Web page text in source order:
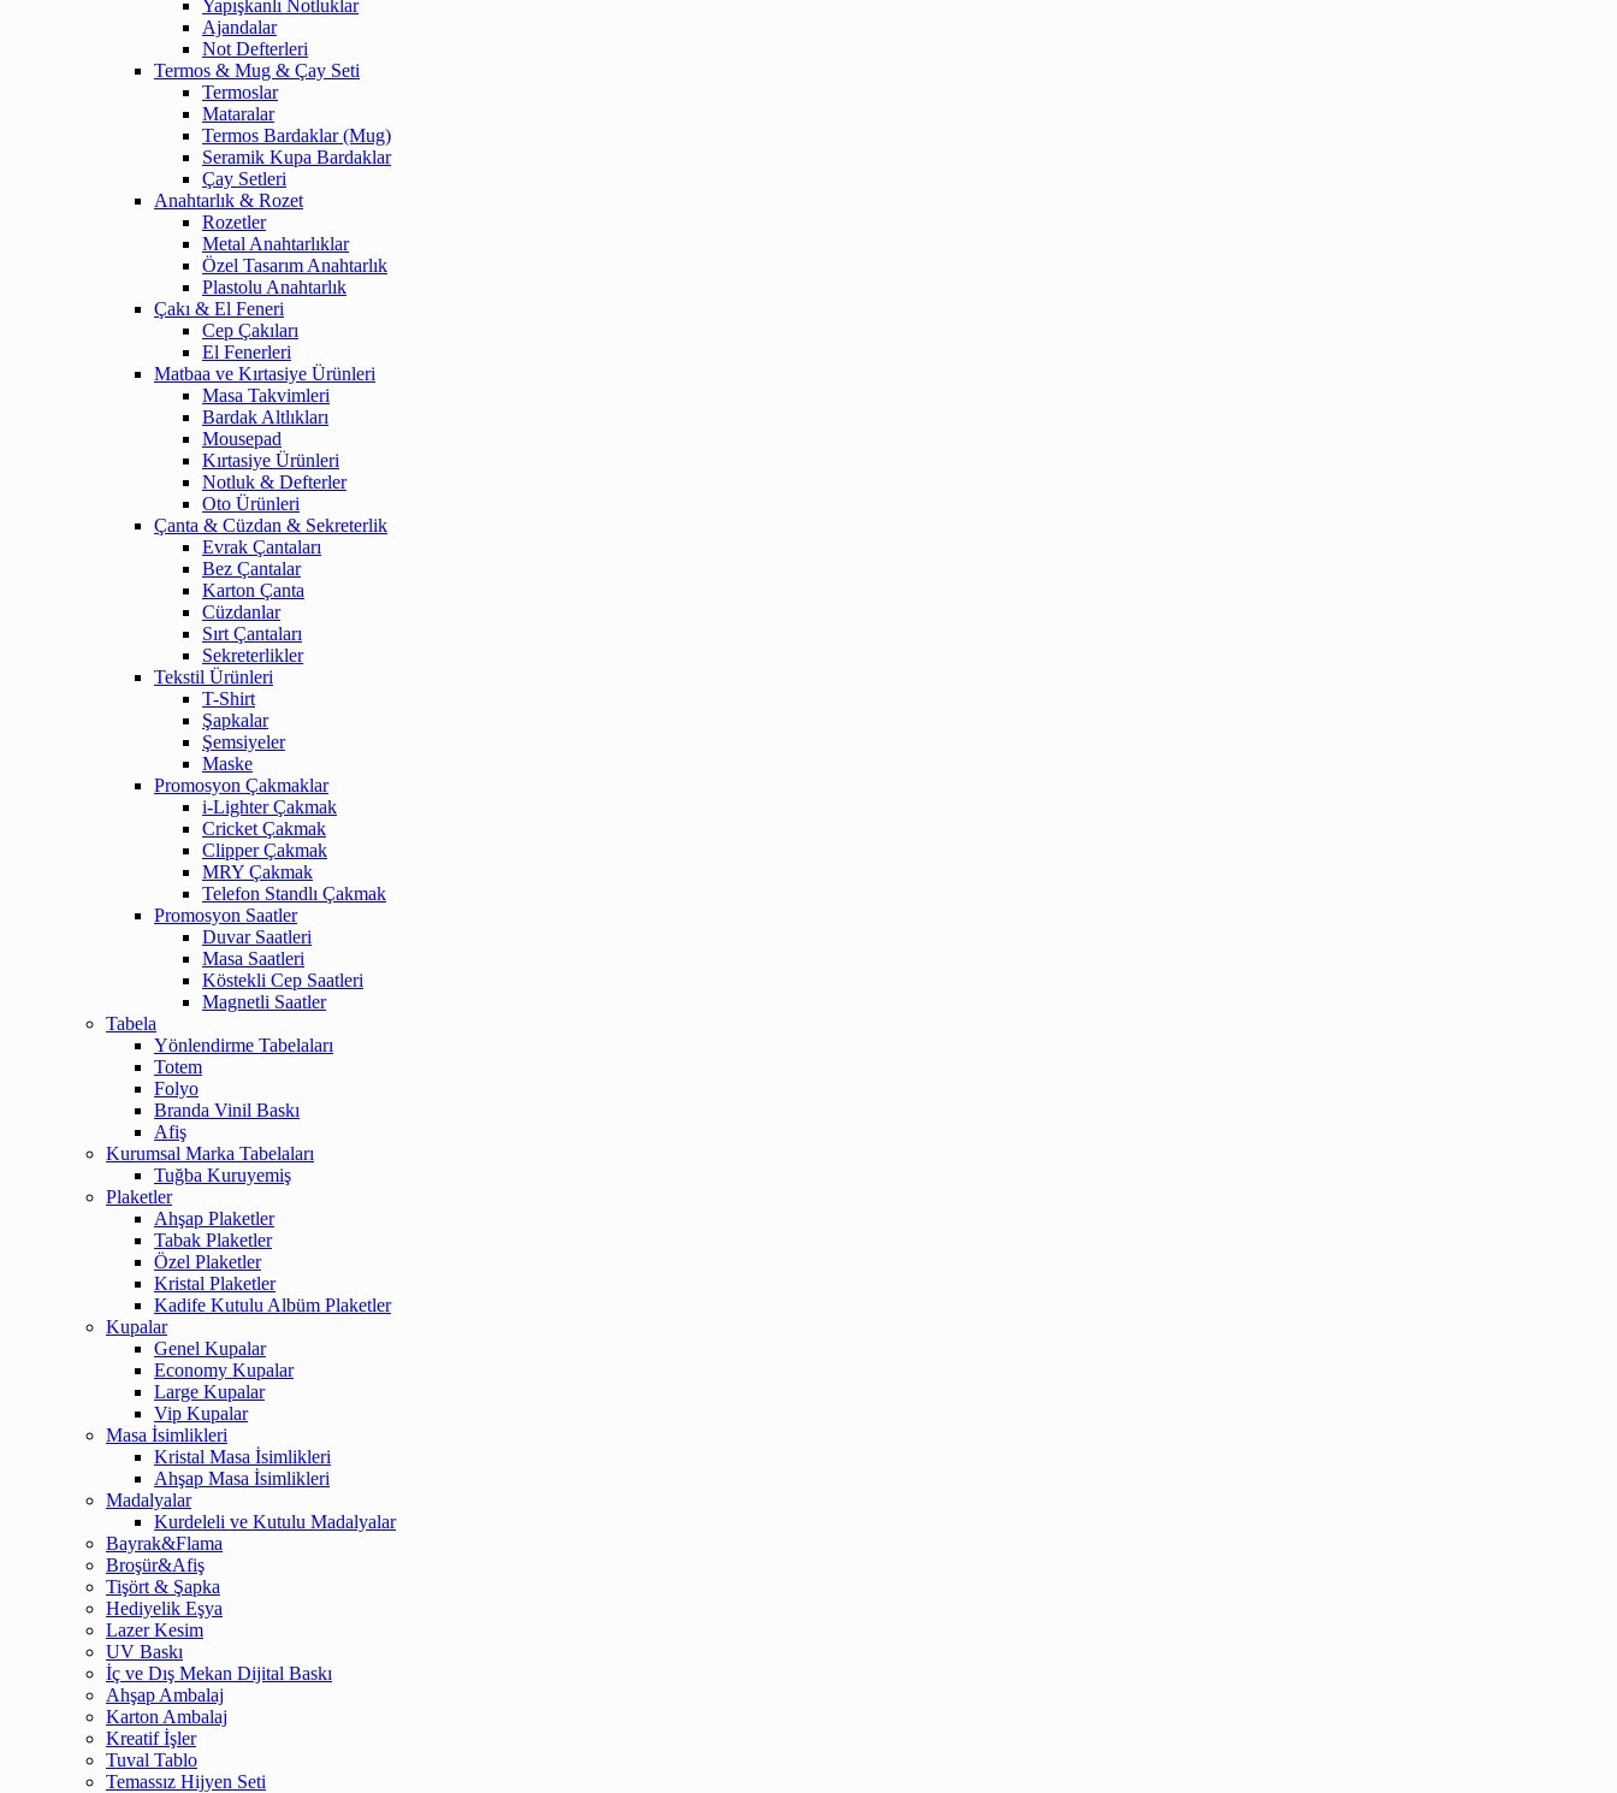
Yapışkanlı Notluklar
Ajandalar
Not Defterleri
Termos & Mug & Çay Seti
Termoslar
Mataralar
Termos Bardaklar (Mug)
Seramik Kupa Bardaklar
Çay Setleri
Anahtarlık & Rozet
Rozetler
Metal Anahtarlıklar
Özel Tasarım Anahtarlık
Plastolu Anahtarlık
Çakı & El Feneri
Cep Çakıları
El Fenerleri
Matbaa ve Kırtasiye Ürünleri
Masa Takvimleri
Bardak Altlıkları
Mousepad
Kırtasiye Ürünleri
Notluk & Defterler
Oto Ürünleri
Çanta & Cüzdan & Sekreterlik
Evrak Çantaları
Bez Çantalar
Karton Çanta
Cüzdanlar
Sırt Çantaları
Sekreterlikler
Tekstil Ürünleri
T-Shirt
Şapkalar
Şemsiyeler
Maske
Promosyon Çakmaklar
i-Lighter Çakmak
Cricket Çakmak
Clipper Çakmak
MRY Çakmak
Telefon Standlı Çakmak
Promosyon Saatler
Duvar Saatleri
Masa Saatleri
Köstekli Cep Saatleri
Magnetli Saatler
Tabela
Yönlendirme Tabelaları
Totem
Folyo
Branda Vinil Baskı
Afiş
Kurumsal Marka Tabelaları
Tuğba Kuruyemiş
Plaketler
Ahşap Plaketler
Tabak Plaketler
Özel Plaketler
Kristal Plaketler
Kadife Kutulu Albüm Plaketler
Kupalar
Genel Kupalar
Economy Kupalar
Large Kupalar
Vip Kupalar
Masa İsimlikleri
Kristal Masa İsimlikleri
Ahşap Masa İsimlikleri
Madalyalar
Kurdeleli ve Kutulu Madalyalar
Bayrak&Flama
Broşür&Afiş
Tişört & Şapka
Hediyelik Eşya
Lazer Kesim
UV Baskı
İç ve Dış Mekan Dijital Baskı
Ahşap Ambalaj
Karton Ambalaj
Kreatif İşler
Tuval Tablo
Temassız Hijyen Seti